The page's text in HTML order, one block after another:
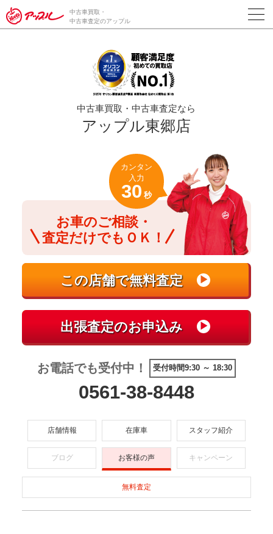
/*ABテスト_新規査定フォームの為のCVボタン*/
中古車買取・
中古車査定のアップル
中古車買取・中古車査定なら
アップル東郷店
お車のご相談・
査定だけでもＯＫ！
カンタン
入力
30 秒
お電話でも受付中！ 受付時間9:30 ～ 18:30
0561-38-8448
店舗情報 在庫車 スタッフ紹介
ブログ お客様の声 キャンペーン
無料査定